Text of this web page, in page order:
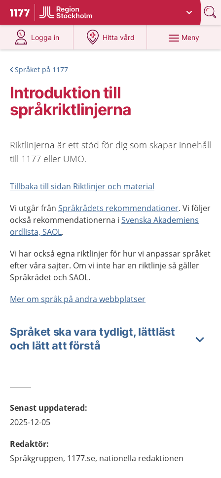
Till startsidan för 1177
Du har valt region
Logga in
på 1177.se
Hitta vård
på 1177.se
Meny
Språket på 1177
Introduktion till
språkriktlinjerna
Riktlinjerna är ett stöd för dig som skapar innehåll
till 1177 eller UMO.
Tillbaka till sidan Riktlinjer och material
Vi utgår från Språkrådets rekommendationer. Vi följer
också rekommendationerna i Svenska Akademiens
ordlista, SAOL.
Vi har också egna riktlinjer för hur vi anpassar språket
efter våra sajter. Om vi inte har en riktlinje så gäller
Språkrådet och SAOL.
Mer om språk på andra webbplatser
Språket ska vara tydligt, lättläst
och lätt att förstå
Senast uppdaterad:
2025-12-05
Redaktör:
Språkgruppen, 1177.se, nationella redaktionen